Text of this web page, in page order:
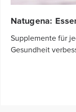
Natugena:
Supplemente für
Gesundheit